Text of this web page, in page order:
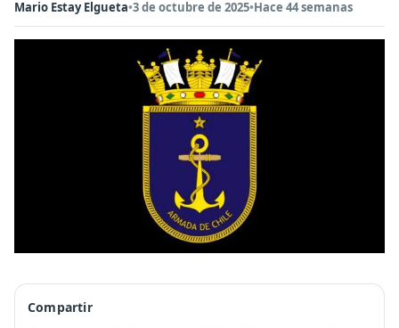
Mario Estay Elgueta•3 de octubre de 2025•Hace 44 semanas
Compartir